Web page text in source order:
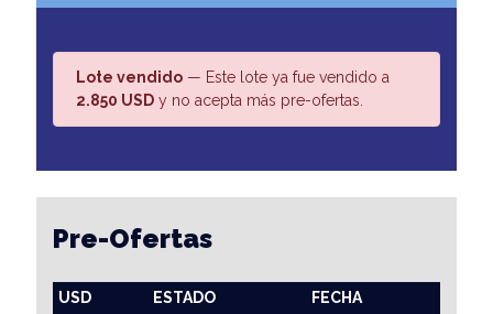
Lote vendido — Este lote ya fue vendido a
2.850 USD y no acepta más pre-ofertas.
Pre-Ofertas
USD ESTADO FECHA